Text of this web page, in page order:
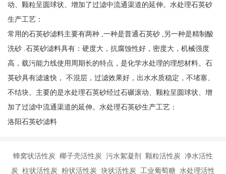
动、颗粒呈圆球状、增加了过滤中流通渠道的延伸。水处理石英砂
生产工艺：
常用的石英砂滤料主要有两种 ,一种是普通石英砂 ,另一种是精制酸
洗砂 .石英砂滤料具有：硬度大，抗腐蚀性好，密度大，机械强度
高，载污能力线使用周期长的特点，是化学水处理的理想材料。石
英砂具有滤速快， 不混层，过滤效果好，出水水质稳定，不堵塞、
不结块。主要的是水处理石英砂经过石碾滚动、颗粒呈圆球状、增
加了过滤中流通渠道的延伸。水处理石英砂生产工艺：
洛阳石英砂滤料
蜂窝状活性炭 椰子壳活性炭 污水絮凝剂 颗粒活性炭 净水活性
炭 柱状活性炭 粉状活性炭 块状活性炭 工业葡萄糖 水处理活性